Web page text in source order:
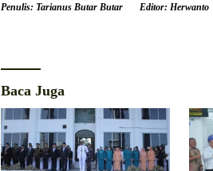
Penulis: Tarianus Butar Butar Editor: Herwanto
Baca Juga